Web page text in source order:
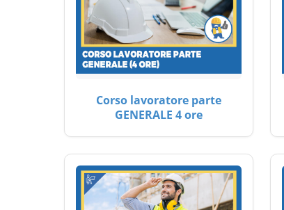
Corso lavoratore parte
GENERALE 4 ore